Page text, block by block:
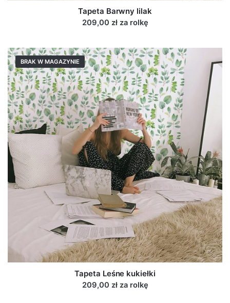
Tapeta Barwny lilak
209,00 zł za rolkę
BRAK W MAGAZYNIE
Tapeta Leśne kukiełki
209,00 zł za rolkę